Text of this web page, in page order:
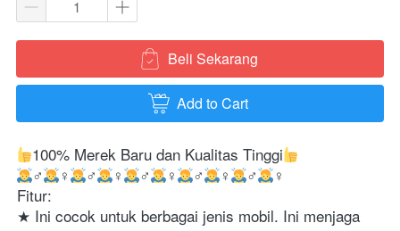
` Beli Sekarang
` Add to Cart
100% Merek Baru dan Kualitas Tinggi
‍♂️
‍♀️ ‍♂️ ‍♀️ ‍♂️ ‍♀️ ‍♂️ ‍♀️ ‍♂️
‍♀️
Fitur:
★ Ini cocok untuk berbagai jenis mobil. Ini menjaga